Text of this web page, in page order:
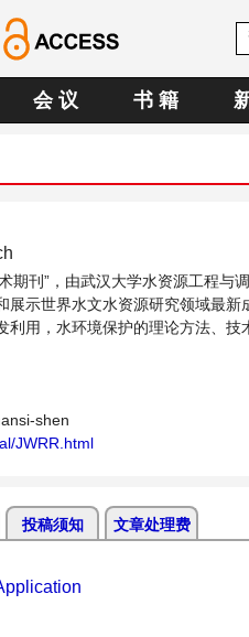
会 议 书 籍
期刊”，由武汉大学水资源工程与
示世界水文水资源研究领域最新
用，水环境保护的理论方法、技
为广大水文水资源研究者及相关
shen
JWRR.html
投稿须知 文章处理费